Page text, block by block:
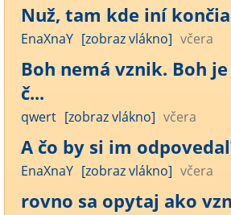
Nuž, tam kde iní
EnaXnaY [zobraz vlákno] včera
Boh nemá vznik. Boh
č...
qwert [zobraz vlákno] včera
A čo by si im
EnaXnaY [zobraz vlákno] včera
rovno sa opytaj ako